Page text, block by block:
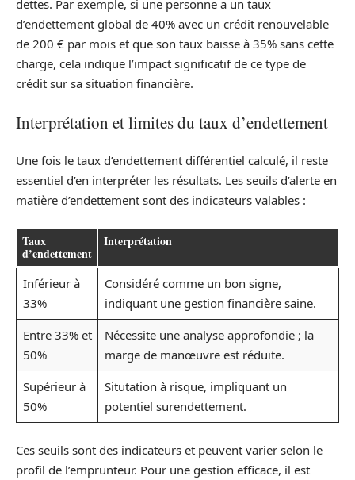
dettes. Par exemple, si une personne a un taux
d’endettement global de 40% avec un crédit renouvelable
de 200 € par mois et que son taux baisse à 35% sans cette
charge, cela indique l’impact significatif de ce type de
crédit sur sa situation financière.
Interprétation et limites du taux d’endettement
Une fois le taux d’endettement différentiel calculé, il reste
essentiel d’en interpréter les résultats. Les seuils d’alerte en
matière d’endettement sont des indicateurs valables :
Taux
d’endettement
Interprétation
Inférieur à
33%
Considéré comme un bon signe,
indiquant une gestion financière saine.
Entre 33% et
50%
Nécessite une analyse approfondie ; la
marge de manœuvre est réduite.
Supérieur à
50%
Situtation à risque, impliquant un
potentiel surendettement.
Ces seuils sont des indicateurs et peuvent varier selon le
profil de l’emprunteur. Pour une gestion efficace, il est